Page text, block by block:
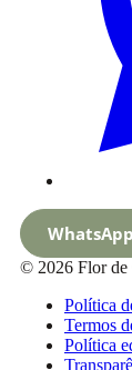
WhatsApp
© 2026 Flor de
Política
Termos
Política